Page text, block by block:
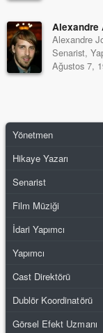
Alexandre
Alexandre
Senarist,
Ağustos 7,
Yönetmen
Hikaye Yazarı
Senarist
Film Müziği
İdari Yapımcı
Yapımcı
Cast Direktörü
Dublör Koordinatörü
Görsel Efekt Uzmanı